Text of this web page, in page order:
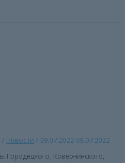
/ Новости / 09.07.2022 09.07.2022
Городецкого, Ковернинского,